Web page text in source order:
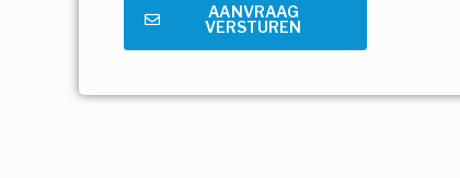
AANVRAAG
VERSTUREN